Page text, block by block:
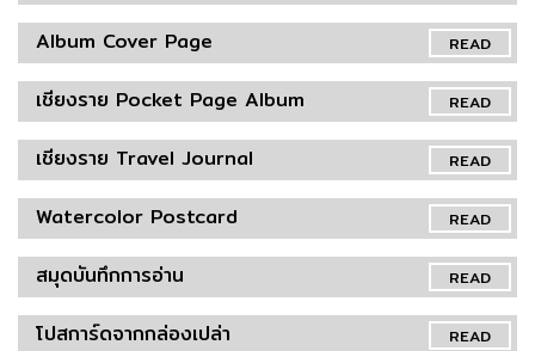
READ
Album Cover Page
READ
เชียงราย Pocket Page Album
READ
เชียงราย Travel Journal
READ
Watercolor Postcard
READ
สมุดบันทึกการอ่าน
READ
โปสการ์ดจากกล่องเปล่า